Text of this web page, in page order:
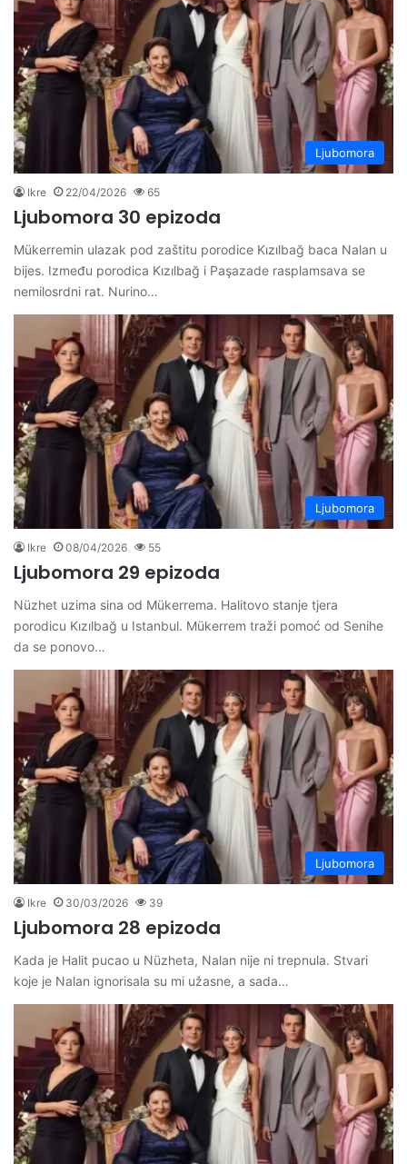
Ljubomora
Ikre 22/04/2026 65
Ljubomora 30 epizoda
Mükerremin ulazak pod zaštitu porodice Kızılbağ baca Nalan u
bijes. Između porodica Kızılbağ i Paşazade rasplamsava se
nemilosrdni rat. Nurino…
Ljubomora
Ikre 08/04/2026 55
Ljubomora 29 epizoda
Nüzhet uzima sina od Mükerrema. Halitovo stanje tjera
porodicu Kızılbağ u Istanbul. Mükerrem traži pomoć od Senihe
da se ponovo…
Ljubomora
Ikre 30/03/2026 39
Ljubomora 28 epizoda
Kada je Halit pucao u Nüzheta, Nalan nije ni trepnula. Stvari
koje je Nalan ignorisala su mi užasne, a sada…